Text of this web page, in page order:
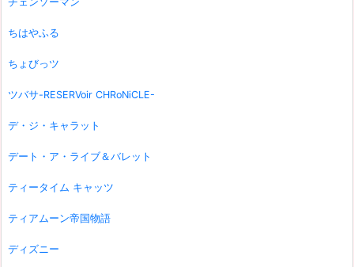
ちはやふる
ちょびっツ
ツバサ-RESERVoir CHRoNiCLE-
デ・ジ・キャラット
デート・ア・ライブ＆バレット
ティータイム キャッツ
ティアムーン帝国物語
ディズニー